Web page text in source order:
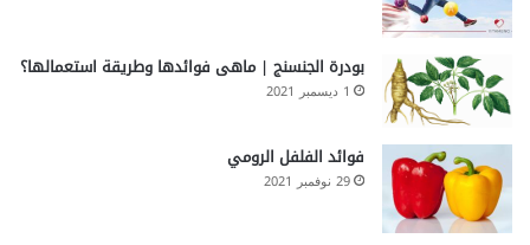
بودرة الجنسنج | ماهى فوائدها وطريقة استعمالها؟
1 ديسمبر 2021
فوائد الفلفل الرومي
29 نوفمبر 2021